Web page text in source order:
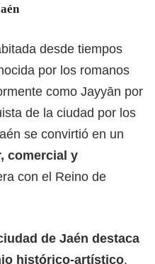
desde tiempos
por los romanos
como Jayyān por
de la ciudad por los
se convirtió en un
comercial y
con el Reino de
de Jaén destaca
histórico-artístico.